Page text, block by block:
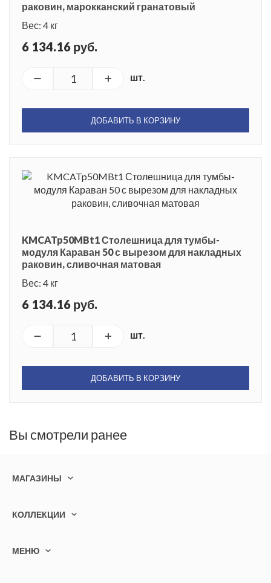
раковин, марокканский гранатовый
Вес: 4 кг
6 134.16 руб.
шт.
ДОБАВИТЬ В КОРЗИНУ
KMCATp50MBt1 Столешница для тумбы-
модуля Караван 50 с вырезом для накладных
раковин, сливочная матовая
Вес: 4 кг
6 134.16 руб.
шт.
ДОБАВИТЬ В КОРЗИНУ
Вы смотрели ранее
МАГАЗИНЫ
КОЛЛЕКЦИИ
МЕНЮ